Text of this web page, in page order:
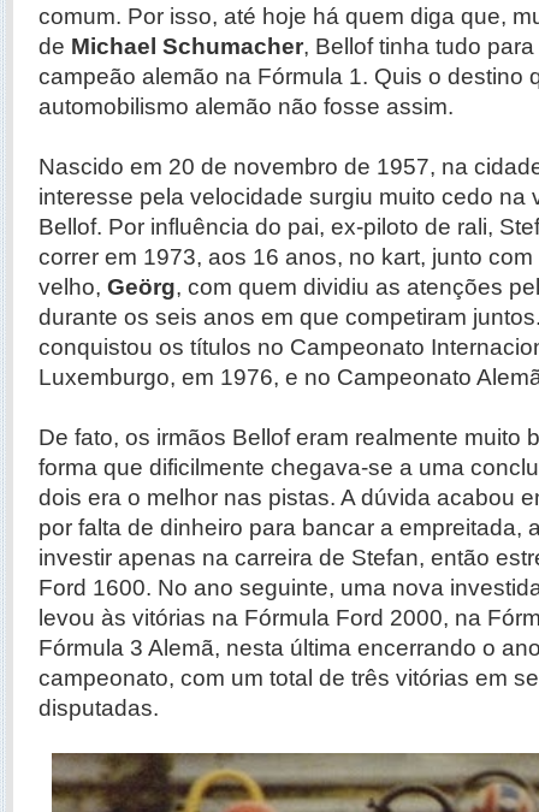
comum. Por isso, até hoje há quem diga que,
de Michael Schumacher, Bellof tinha tudo
campeão alemão na Fórmula 1. Quis o destino
automobilismo alemão não fosse assim.
Nascido em 20 de novembro de 1957, na
interesse pela velocidade surgiu muito cedo na
Bellof. Por influência do pai, ex-piloto de rali,
correr em 1973, aos 16 anos, no kart, junto
velho, Geörg, com quem dividiu as atenções
durante os seis anos em que competiram
conquistou os títulos no Campeonato
Luxemburgo, em 1976, e no Campeonato
De fato, os irmãos Bellof eram realmente muito
forma que dificilmente chegava-se a uma
dois era o melhor nas pistas. A dúvida acabou
por falta de dinheiro para bancar a empreitada,
investir apenas na carreira de Stefan, então
Ford 1600. No ano seguinte, uma nova
levou às vitórias na Fórmula Ford 2000, na
Fórmula 3 Alemã, nesta última encerrando o
campeonato, com um total de três vitórias em
disputadas.